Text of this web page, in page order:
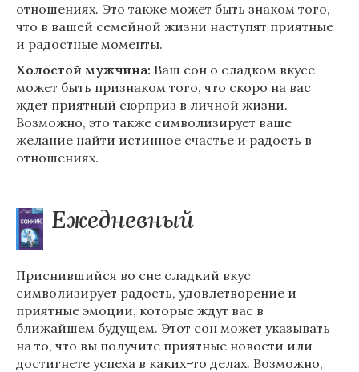
отношениях. Это также может быть знаком того,
что в вашей семейной жизни наступят приятные
и радостные моменты.
Холостой мужчина: Ваш сон о сладком вкусе
может быть признаком того, что скоро на вас
ждет приятный сюрприз в личной жизни.
Возможно, это также символизирует ваше
желание найти истинное счастье и радость в
отношениях.
Ежедневный
Приснившийся во сне сладкий вкус
символизирует радость, удовлетворение и
приятные эмоции, которые ждут вас в
ближайшем будущем. Этот сон может указывать
на то, что вы получите приятные новости или
достигнете успеха в каких-то делах. Возможно,